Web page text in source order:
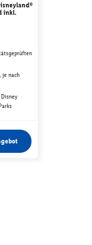
inkl.
je nach